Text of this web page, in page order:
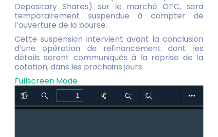
Depositary Shares) sur le marché OTC, sera
temporairement suspendue à compter de
l’ouverture de la bourse.
Cette suspension intervient avant la conclusion
d’une opération de refinancement dont les
détails seront communiqués à la reprise de la
cotation, dans les prochains jours.
Fullscreen Mode